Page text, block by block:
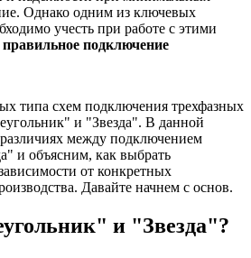
Однако одним из ключевых
учесть при работе с этими
правильное подключение
типа схем подключения трехфазных
и "Звезда". В данной
различиях между подключением
и объясним, как выбрать
от конкретных
Давайте начнем с основ.
и "Звезда"?